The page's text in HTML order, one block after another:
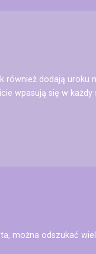
również dodają
wpasują się w każdy
można odszukać